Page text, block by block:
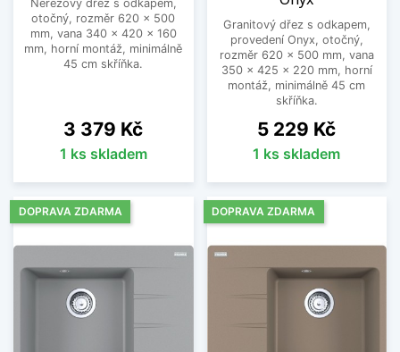
Nerezový dřez s odkapem,
otočný, rozměr 620 x 500
mm, vana 340 x 420 x 160
mm, horní montáž, minimálně
45 cm skříňka.
Cena
3 379 Kč
1 ks skladem
Granitový dřez s odkapem,
provedení Onyx, otočný,
rozměr 620 x 500 mm, vana
350 x 425 x 220 mm, horní
montáž, minimálně 45 cm
skříňka.
Cena
5 229 Kč
1 ks skladem
DOPRAVA ZDARMA DOPRAVA ZDARMA